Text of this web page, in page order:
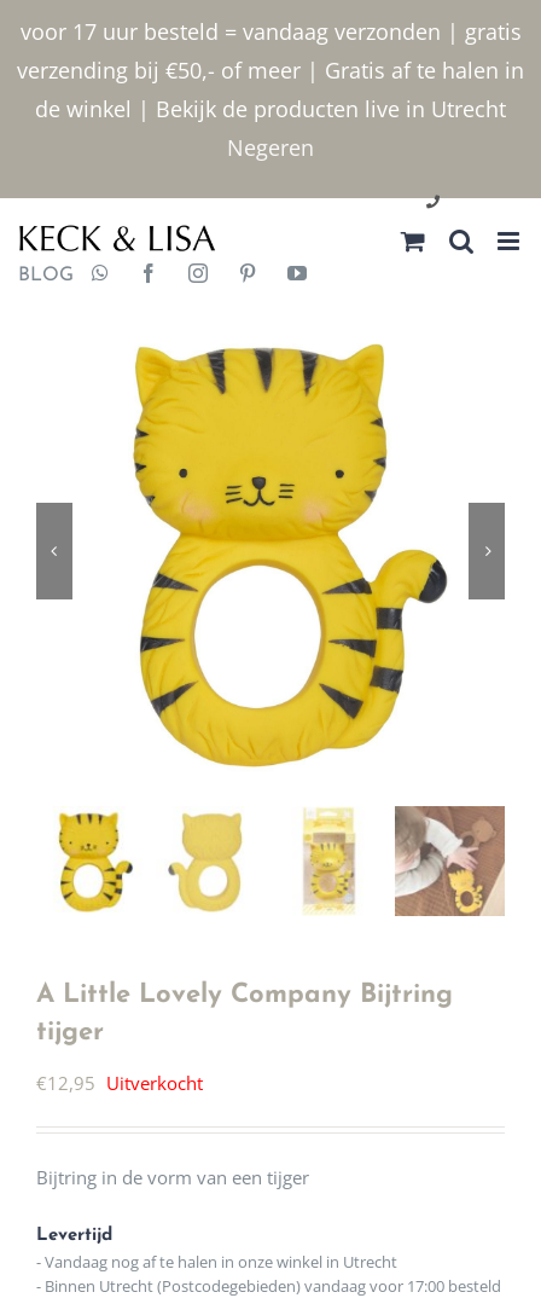
voor 17 uur besteld = vandaag verzonden | gratis
verzending bij €50,- of meer | Gratis af te halen in
de winkel | Bekijk de producten live in Utrecht
Negeren
inhoud
030 2400000
BLOG
A Little Lovely Company Bijtring
tijger
€12,95 Uitverkocht
Bijtring in de vorm van een tijger
Levertijd
- Vandaag nog af te halen in onze winkel in Utrecht
- Binnen Utrecht (Postcodegebieden) vandaag voor 17:00 besteld